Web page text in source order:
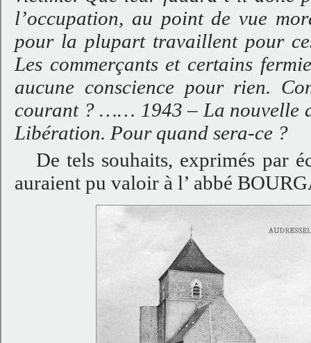
l’occupation, au point de vue
pour la plupart travaillent pour
Les commerçants et certains
aucune conscience pour rien.
courant ? …… 1943 – La nouvelle
Libération. Pour quand sera-ce ?
De tels souhaits, exprimés par
auraient pu valoir à l’ abbé